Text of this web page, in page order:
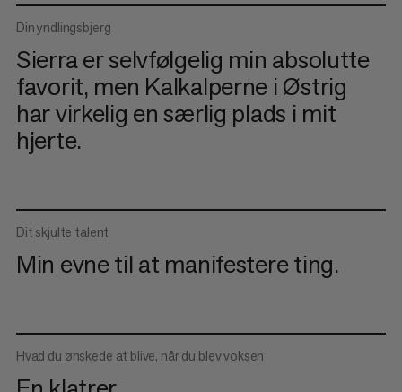
Din yndlingsbjerg
Sierra er selvfølgelig min absolutte
favorit, men Kalkalperne i Østrig
har virkelig en særlig plads i mit
hjerte.
Dit skjulte talent
Min evne til at manifestere ting.
Hvad du ønskede at blive, når du blev voksen